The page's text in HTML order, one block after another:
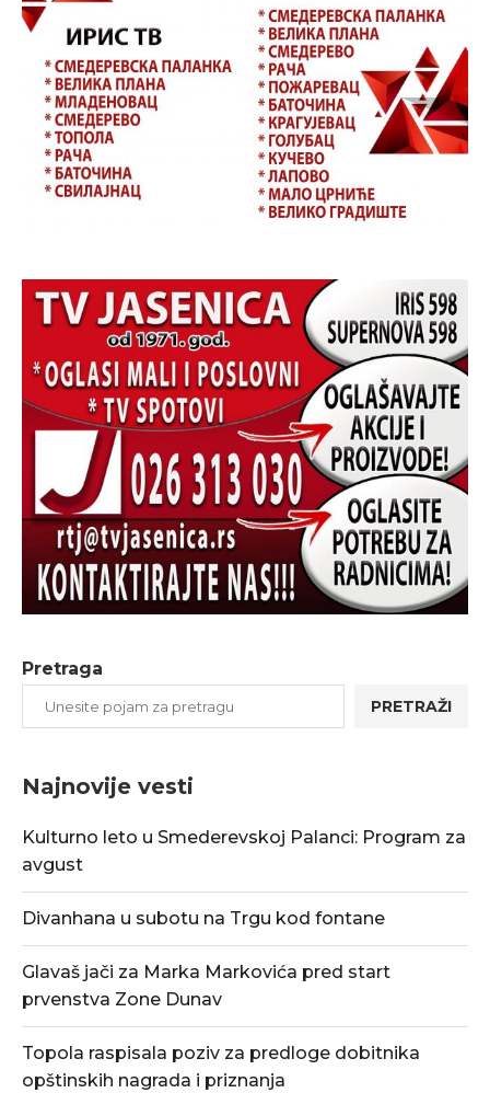
Pretraga
PRETRAŽI
Najnovije vesti
Kulturno leto u Smederevskoj Palanci: Program za
avgust
Divanhana u subotu na Trgu kod fontane
Glavaš jači za Marka Markovića pred start
prvenstva Zone Dunav
Topola raspisala poziv za predloge dobitnika
opštinskih nagrada i priznanja